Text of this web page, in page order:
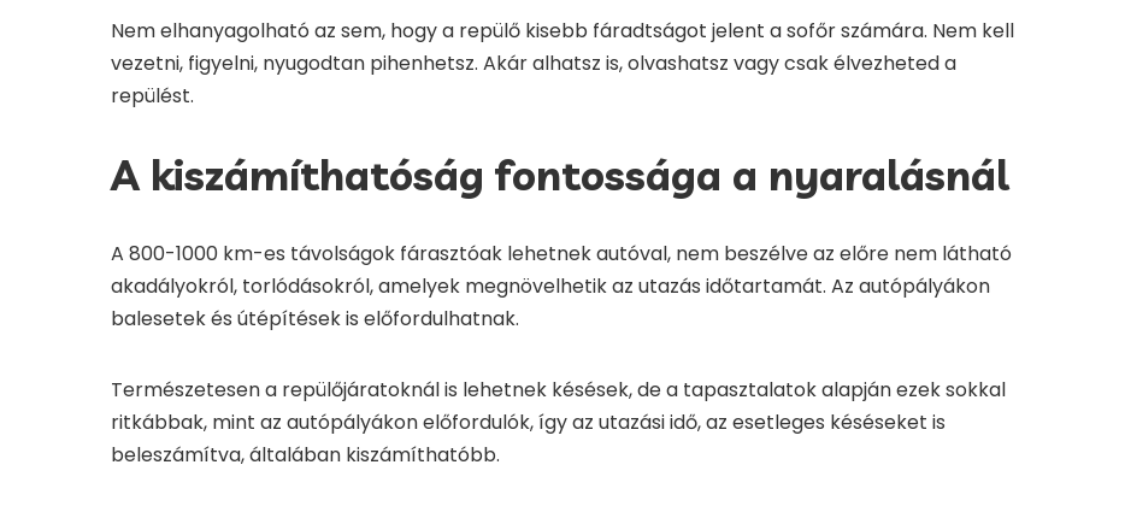
Nem elhanyagolható az sem, hogy a repülő kisebb fáradtságot jelent a sofőr számára. Nem kell
vezetni, figyelni, nyugodtan pihenhetsz. Akár alhatsz is, olvashatsz vagy csak élvezheted a
repülést.
A kiszámíthatóság fontossága a nyaralásnál
A 800-1000 km-es távolságok fárasztóak lehetnek autóval, nem beszélve az előre nem látható
akadályokról, torlódásokról, amelyek megnövelhetik az utazás időtartamát. Az autópályákon
balesetek és útépítések is előfordulhatnak.
Természetesen a repülőjáratoknál is lehetnek késések, de a tapasztalatok alapján ezek sokkal
ritkábbak, mint az autópályákon előfordulók, így az utazási idő, az esetleges késéseket is
beleszámítva, általában kiszámíthatóbb.